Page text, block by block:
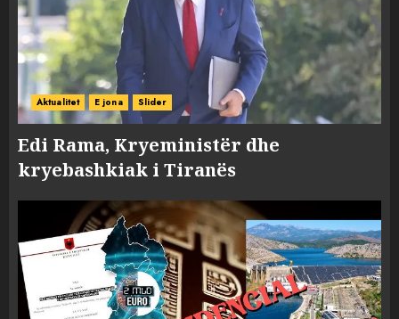
Aktualitet E jona Slider
Edi Rama, Kryeministër dhe
kryebashkiak i Tiranës